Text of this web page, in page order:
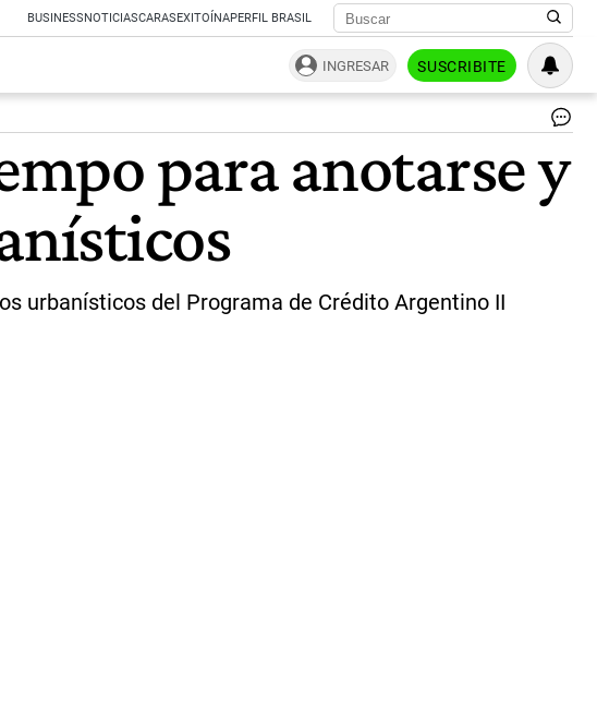
BUSINESSNOTICIASCARASEXITOÍNAPERFIL BRASIL
INGRESAR SUSCRIBITE
para anotarse y
urbanísticos del Programa de Crédito Argentino II